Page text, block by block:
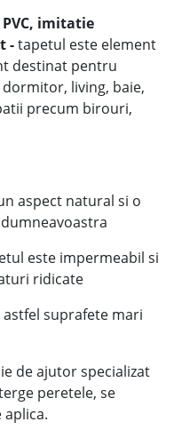
imitatie
-tapetul este element
destinat pentru
living, baie,
precum birouri,
aspect natural si o
este impermeabil si
ridicate
suprafete mari
de ajutor specializat
peretele, se